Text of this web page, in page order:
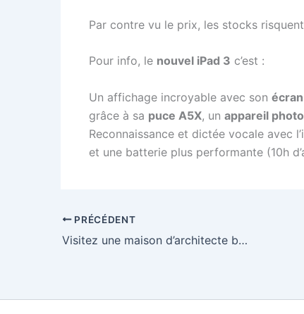
Par contre vu le prix, les stocks
Pour info, le nouvel iPad 3 c’est :
Un affichage incroyable avec son
grâce à sa puce A5X, un appareil
Reconnaissance et dictée vocale avec
et une batterie plus performante (10h
PRÉCÉDENT
Visitez une maison d’architecte by l’Atelier Simon Teyssou